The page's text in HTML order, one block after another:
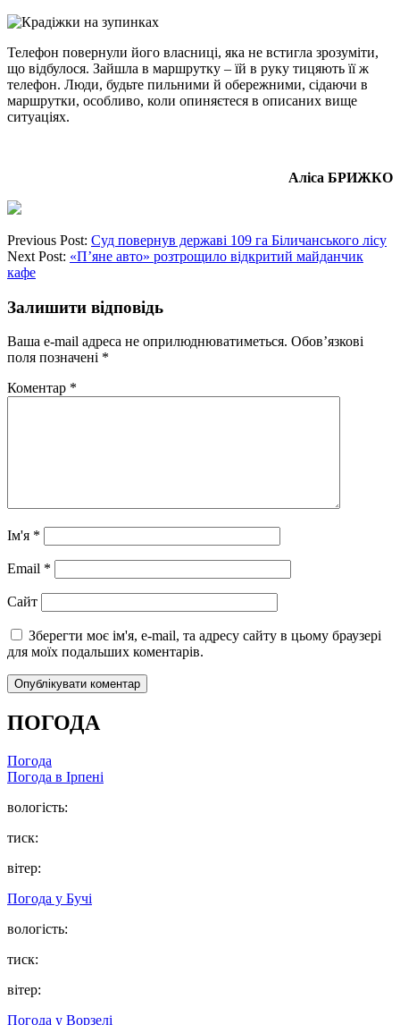
Телефон повернули його власниці, яка не встигла зрозуміти,
що відбулося. Зайшла в маршрутку – їй в руку тицяють її ж
телефон. Люди, будьте пильними й обережними, сідаючи в
маршрутки, особливо, коли опиняєтеся в описаних вище
ситуаціях.
Аліса БРИЖКО
Previous Post: Суд повернув державі 109 га Біличанського лісу
Next Post: «П’яне авто» розтрощило відкритий майданчик
кафе
Залишити відповідь
Ваша e-mail адреса не оприлюднюватиметься. Обов’язкові
поля позначені *
Коментар *
Ім'я *
Email *
Сайт
Зберегти моє ім'я, e-mail, та адресу сайту в цьому браузері
для моїх подальших коментарів.
ПОГОДА
Погода
Погода в Ірпені
вологість:
тиск:
вітер:
Погода у Бучі
вологість:
тиск:
вітер:
Погода у Ворзелі